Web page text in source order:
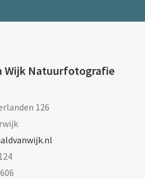
Wijk Natuurfotografie
126